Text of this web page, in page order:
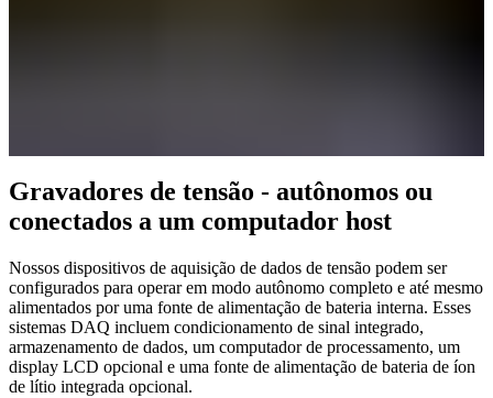
Gravadores de tensão - autônomos ou
conectados a um computador host
Nossos dispositivos de aquisição de dados de tensão podem ser
configurados para operar em modo autônomo completo e até mesmo
alimentados por uma fonte de alimentação de bateria interna. Esses
sistemas DAQ incluem condicionamento de sinal integrado,
armazenamento de dados, um computador de processamento, um
display LCD opcional e uma fonte de alimentação de bateria de íon
de lítio integrada opcional.